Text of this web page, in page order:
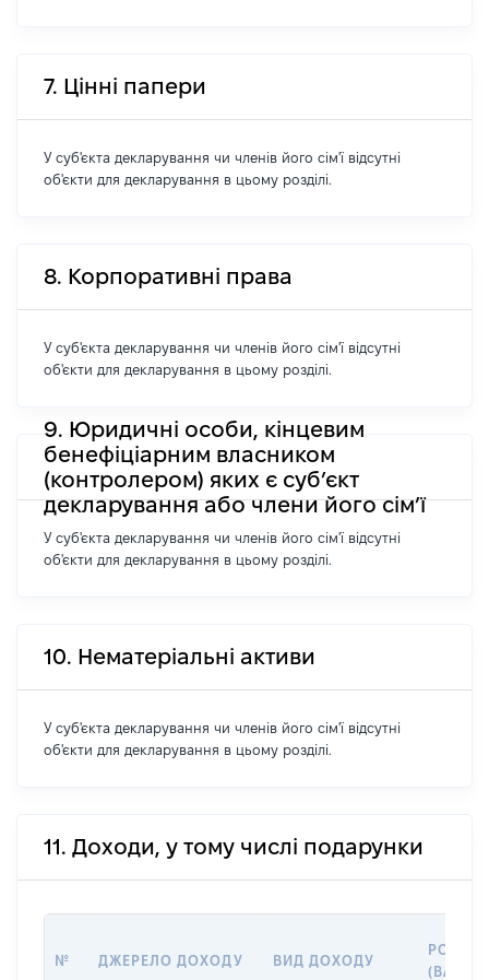
7. Цінні папери
У суб'єкта декларування чи членів його сім'ї відсутні
об'єкти для декларування в цьому розділі.
8. Корпоративні права
У суб'єкта декларування чи членів його сім'ї відсутні
об'єкти для декларування в цьому розділі.
9. Юридичні особи, кінцевим
бенефіціарним власником
(контролером) яких є суб’єкт
декларування або члени його сім’ї
У суб'єкта декларування чи членів його сім'ї відсутні
об'єкти для декларування в цьому розділі.
10. Нематеріальні активи
У суб'єкта декларування чи членів його сім'ї відсутні
об'єкти для декларування в цьому розділі.
11. Доходи, у тому числі подарунки
№ ДЖЕРЕЛО ДОХОДУ ВИД ДОХОДУ
РОЗМІР